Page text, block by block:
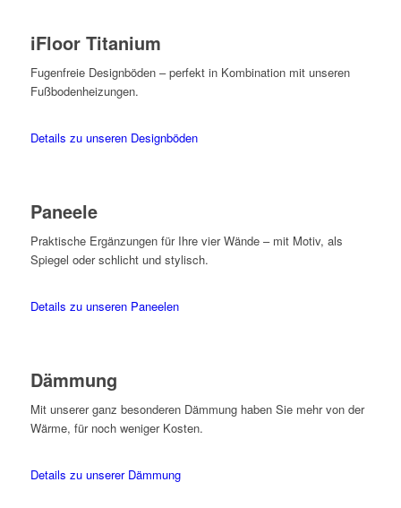
iFloor Titanium
Fugenfreie Designböden – perfekt in Kombination mit unseren
Fußbodenheizungen.
Details zu unseren Designböden
Paneele
Praktische Ergänzungen für Ihre vier Wände – mit Motiv, als
Spiegel oder schlicht und stylisch.
Details zu unseren Paneelen
Dämmung
Mit unserer ganz besonderen Dämmung haben Sie mehr von der
Wärme, für noch weniger Kosten.
Details zu unserer Dämmung